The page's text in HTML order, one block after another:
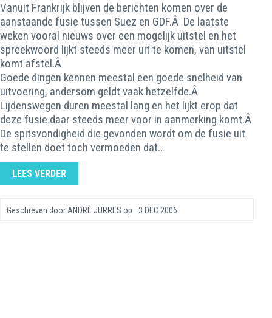
Vanuit Frankrijk blijven de berichten komen over de
aanstaande fusie tussen Suez en GDF.Â De laatste
weken vooral nieuws over een mogelijk uitstel en het
spreekwoord lijkt steeds meer uit te komen, van uitstel
komt afstel.Â
Goede dingen kennen meestal een goede snelheid van
uitvoering, andersom geldt vaak hetzelfde.Â
Lijdenswegen duren meestal lang en het lijkt erop dat
deze fusie daar steeds meer voor in aanmerking komt.Â
De spitsvondigheid die gevonden wordt om de fusie uit
te stellen doet toch vermoeden dat…
LEES VERDER
Geschreven door ANDRÉ JURRES op 3 DEC 2006